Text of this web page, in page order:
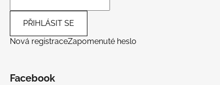
PŘIHLÁSIT SE
Nová registraceZapomenuté heslo
Facebook